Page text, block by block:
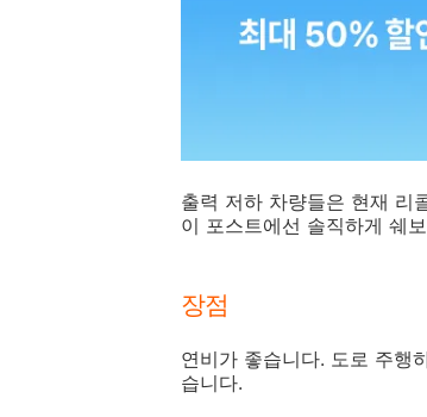
출력 저하 차량들은 현재 리
이 포스트에선 솔직하게 쉐
장점
연비가 좋습니다. 도로 주행
습니다.